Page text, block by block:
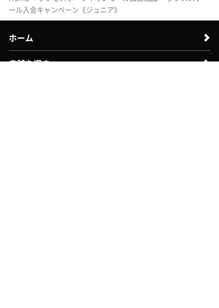
ール入会キャンペーン《ジュニア》
ホーム
店舗を探す